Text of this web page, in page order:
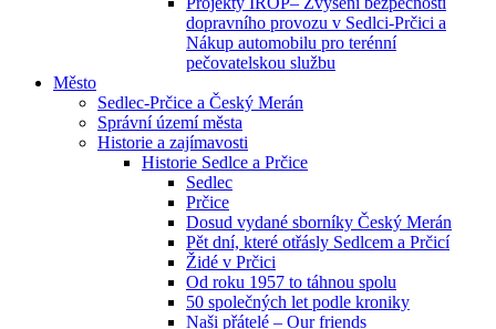
dopravního provozu v Sedlci-Prčici a
Nákup automobilu pro terénní
pečovatelskou službu
Město
Sedlec-Prčice a Český Merán
Správní území města
Historie a zajímavosti
Historie Sedlce a Prčice
Sedlec
Prčice
Dosud vydané sborníky Český Merán
Pět dní, které otřásly Sedlcem a Prčicí
Židé v Prčici
Od roku 1957 to táhnou spolu
50 společných let podle kroniky
Naši přátelé – Our friends